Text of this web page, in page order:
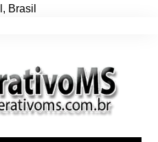
, Brasil